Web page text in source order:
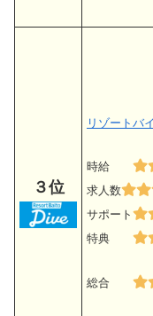
３位
リゾートバ
時給
求人数
サポート
特典
総合